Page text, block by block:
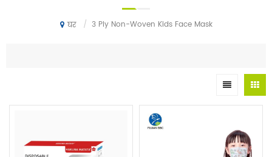
घर / 3 Ply Non-Woven Kids Face Mask